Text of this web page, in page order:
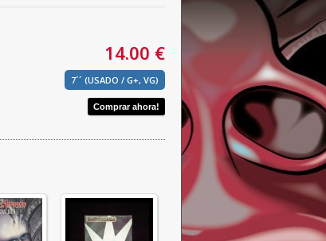
14.00 €
7´´ (USADO / G+, VG)